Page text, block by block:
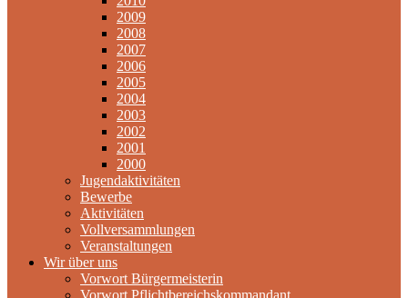
2009
2008
2007
2006
2005
2004
2003
2002
2001
2000
Jugendaktivitäten
Bewerbe
Aktivitäten
Vollversammlungen
Veranstaltungen
Wir über uns
Vorwort Bürgermeisterin
Vorwort Pflichtbereichskommandant